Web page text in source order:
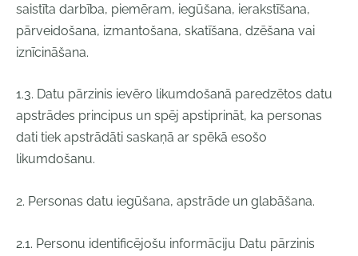
saistīta darbība, piemēram, iegūšana, ierakstīšana,
pārveidošana, izmantošana, skatīšana, dzēšana vai
iznīcināšana.
1.3. Datu pārzinis ievēro likumdošanā paredzētos datu
apstrādes principus un spēj apstiprināt, ka personas
dati tiek apstrādāti saskaņā ar spēkā esošo
likumdošanu.
2. Personas datu iegūšana, apstrāde un glabāšana.
2.1. Personu identificējošu informāciju Datu pārzinis